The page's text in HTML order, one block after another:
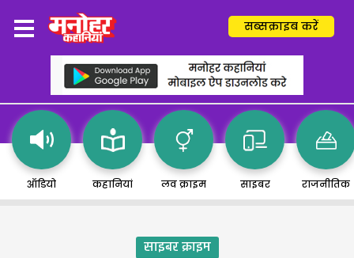
सब्सक्राइब करें
ऑडियो कहानियां लव क्राइम साइबर राजनीतिक
साइबर क्राइम